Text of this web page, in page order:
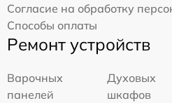
Согласие на обработку
Способы оплаты
Ремонт устройств
Варочных
панелей
Духовых
шкафов